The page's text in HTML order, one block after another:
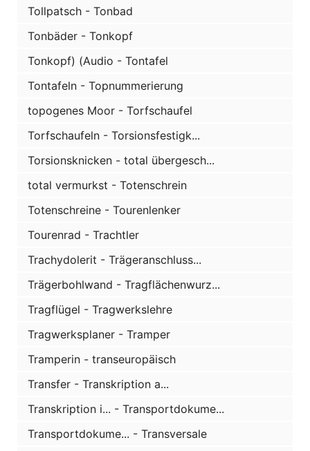
Tollpatsch - Tonbad
Tonbäder - Tonkopf
Tonkopf) (Audio - Tontafel
Tontafeln - Topnummerierung
topogenes Moor - Torfschaufel
Torfschaufeln - Torsionsfestigk...
Torsionsknicken - total übergesch...
total vermurkst - Totenschrein
Totenschreine - Tourenlenker
Tourenrad - Trachtler
Trachydolerit - Trägeranschluss...
Trägerbohlwand - Tragflächenwurz...
Tragflügel - Tragwerkslehre
Tragwerksplaner - Tramper
Tramperin - transeuropäisch
Transfer - Transkription a...
Transkription i... - Transportdokume...
Transportdokume... - Transversale